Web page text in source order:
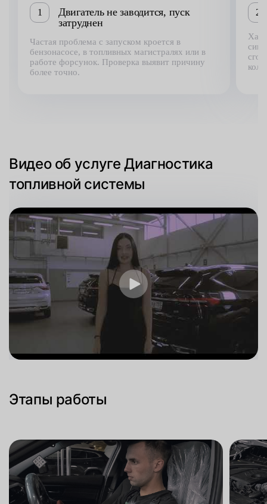
1
Двигатель не заводится, пуск
затруднен
Частая проблема с запуском кроется в
бензонасосе, в топливных магистралях или в
работе форсунок. Проверка выявит причину
более точно.
2
Видео об услуге Диагностика
топливной системы
Этапы работы